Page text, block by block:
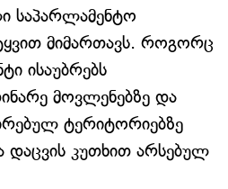
საპარლამენტო
მიმართავს. როგორც
ისაუბრებს
მოვლენებზე და
ტერიტორიებზე
დაცვის კუთხით არსებულ